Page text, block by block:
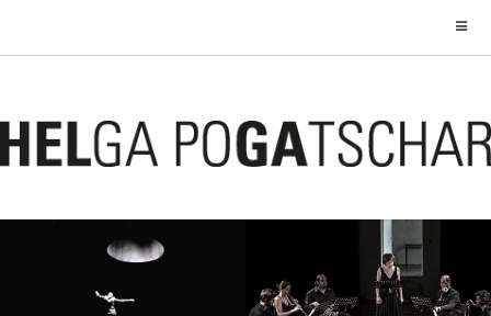
WELT FÄLLT RUNTER SCHACHABEND